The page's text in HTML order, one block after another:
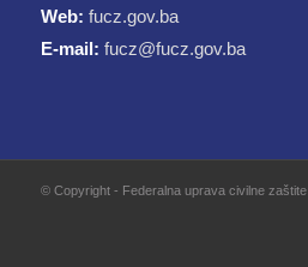
Web: fucz.gov.ba
E-mail: fucz@fucz.gov.ba
© Copyright - Federalna uprava civilne zaštite